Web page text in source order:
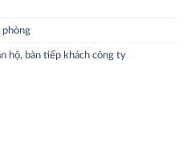
phòng
hộ, bàn tiếp khách công ty